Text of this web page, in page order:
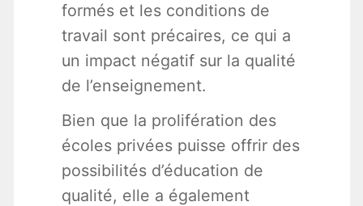
formés et les conditions de
travail sont précaires, ce qui a
un impact négatif sur la qualité
de l’enseignement.
Bien que la prolifération des
écoles privées puisse offrir des
possibilités d’éducation de
qualité, elle a également